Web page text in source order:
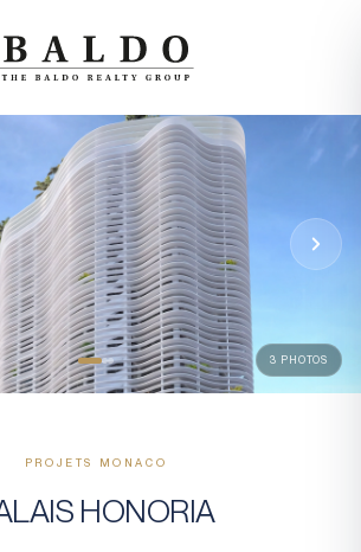
3 PHOTOS
PROJETS MONACO
HONORIA